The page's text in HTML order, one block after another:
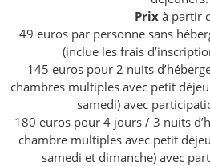
Prixà partir
49 euros par personne sans
(inclue les frais
145 euros pour 2 nuits
chambres multiples avec petit
samedi) avec
180 euros pour 4 jours / 3 nuits
chambre multiples avec petit
samedi et dimanche) avec